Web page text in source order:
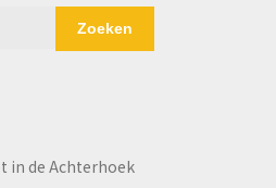
Zoeken
in de Achterhoek